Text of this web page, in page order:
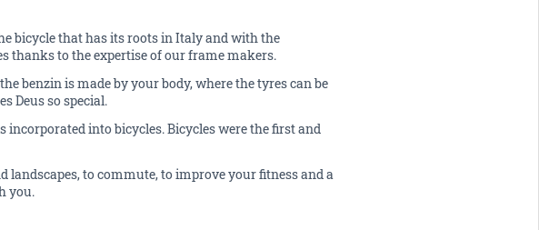
bicycle that has its roots in Italy and with the
thanks to the expertise of our frame makers.
benzin is made by your body, where the tyres can be
Deus so special.
into bicycles. Bicycles were the first and
landscapes, to commute, to improve your fitness and a
you.